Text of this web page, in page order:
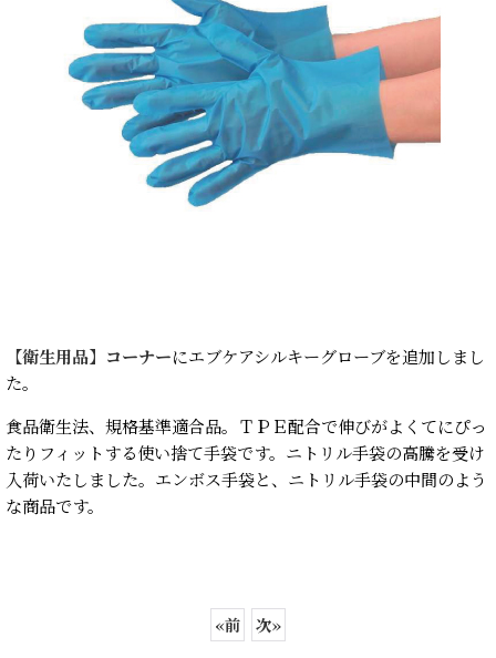
【衛生用品】コーナーにエブケアシルキーグローブを追加しまし
た。
食品衛生法、規格基準適合品。ＴＰＥ配合で伸びがよくてにぴっ
たりフィットする使い捨て手袋です。ニトリル手袋の高騰を受け
入荷いたしました。エンボス手袋と、ニトリル手袋の中間のよう
な商品です。
«前 次»